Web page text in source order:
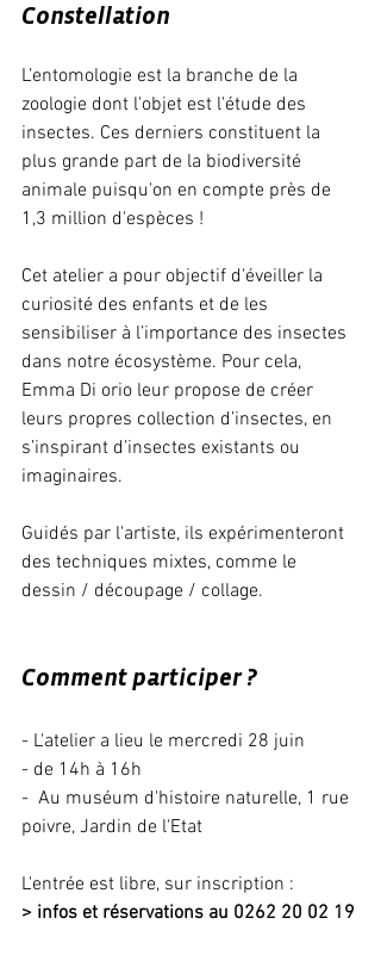
Constellation
L’entomologie est la branche de la
zoologie dont l'objet est l'étude des
insectes. Ces derniers constituent la
plus grande part de la biodiversité
animale puisqu'on en compte près de
1,3 million d'espèces !
Cet atelier a pour objectif d'éveiller la
curiosité des enfants et de les
sensibiliser à l’importance des insectes
dans notre écosystème. Pour cela,
Emma Di orio leur propose de créer
leurs propres collection d’insectes, en
s’inspirant d’insectes existants ou
imaginaires.
Guidés par l'artiste, ils expérimenteront
des techniques mixtes, comme le
dessin / découpage / collage.
Comment participer ?
- L'atelier a lieu le mercredi 28 juin
- de 14h à 16h
-  Au muséum d'histoire naturelle, 1 rue
poivre, Jardin de l'Etat
L'entrée est libre, sur inscription :
> infos et réservations au 0262 20 02 19